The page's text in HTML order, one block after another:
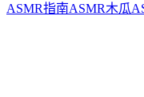
ASMR指南ASMR木瓜